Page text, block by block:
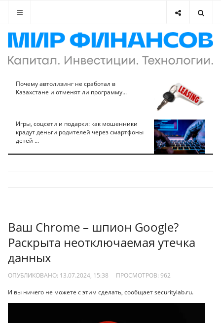
Почему автолизинг не сработал в
Казахстане и отменят ли программу...
Игры, соцсети и подарки: как мошенники
крадут деньги родителей через смартфоны
детей ...
Ваш Chrome – шпион Google?
Раскрыта неотключаемая утечка
данных
ОПУБЛИКОВАНО: 13.07.2024, 15:38 ПРОСМОТРОВ: 962
И вы ничего не можете с этим сделать, сообщает securitylab.ru.